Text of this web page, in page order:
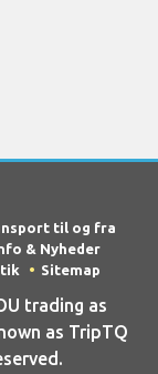
til og fra
& Nyheder
Sitemap
trading as
as TripTQ